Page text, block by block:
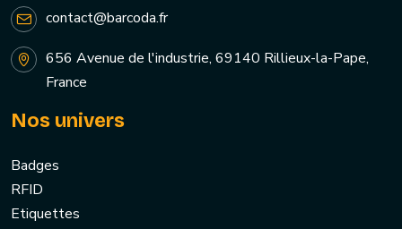
contact@barcoda.fr
656 Avenue de l'industrie, 69140 Rillieux-la-Pape,
France
Nos univers
Badges
RFID
Etiquettes